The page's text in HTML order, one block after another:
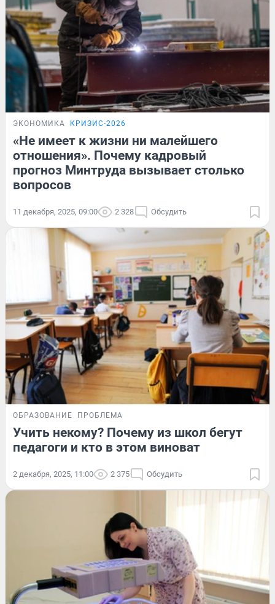
ЭКОНОМИКА КРИЗИС-2026
«Не имеет к жизни ни малейшего
отношения». Почему кадровый
прогноз Минтруда вызывает столько
вопросов
11 декабря, 2025, 09:00 2 328 Обсудить
ОБРАЗОВАНИЕ ПРОБЛЕМА
Учить некому? Почему из школ бегут
педагоги и кто в этом виноват
2 декабря, 2025, 11:00 2 375 Обсудить